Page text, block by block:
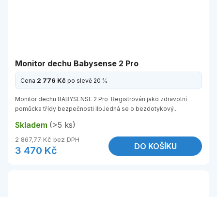
Monitor dechu Babysense 2 Pro
Cena 2 776 Kč po slevě 20 %
Skladem (>5 ks)
2 867,77 Kč bez DPH
3 470 Kč DO KOŠÍKU
Monitor dechu BABYSENSE 2 Pro Registrován jako zdravotní
pomůcka třídy bezpečnosti IIbJedná se o bezdotykový...